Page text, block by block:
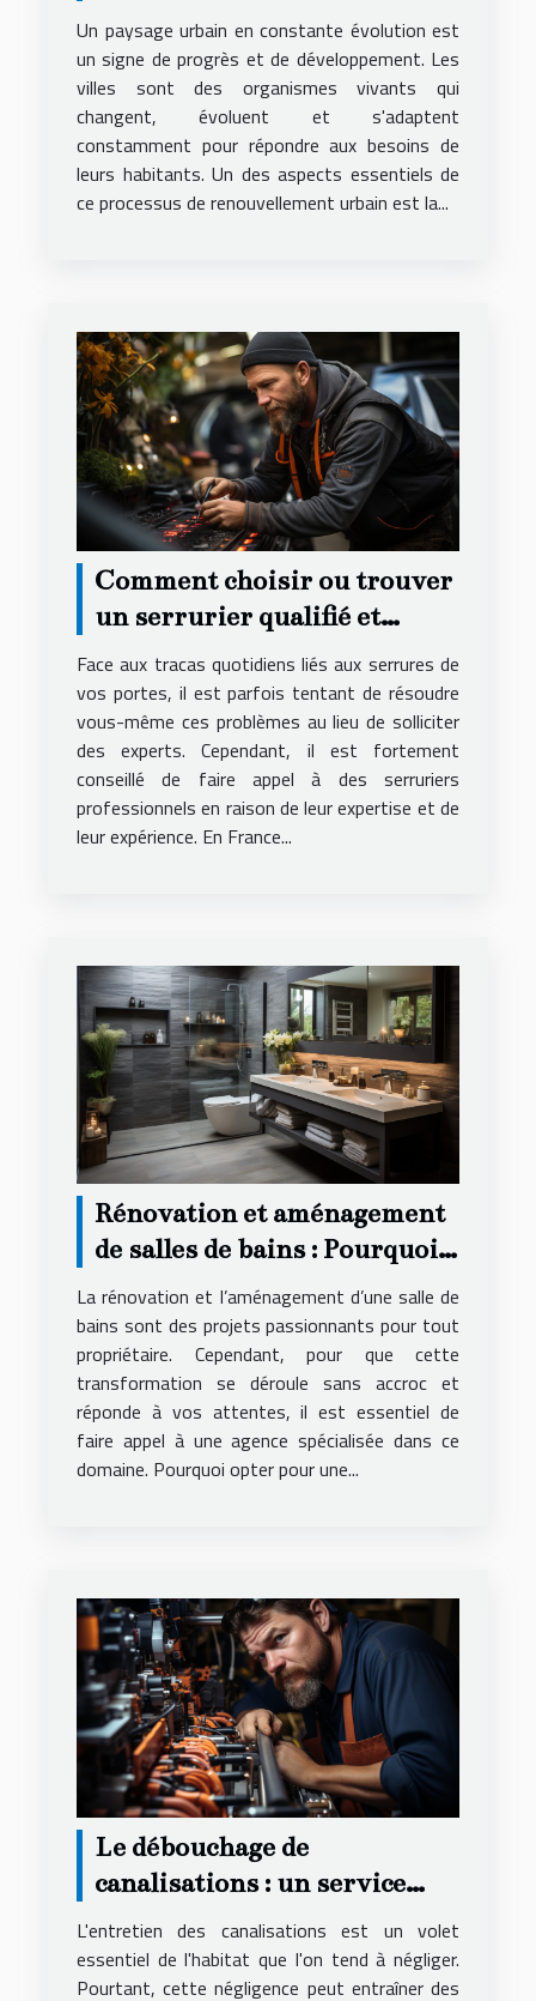
renouvellement urbain
Un paysage urbain en constante évolution est
un signe de progrès et de développement. Les
villes sont des organismes vivants qui
changent, évoluent et s'adaptent
constamment pour répondre aux besoins de
leurs habitants. Un des aspects essentiels de
ce processus de renouvellement urbain est la...
Comment choisir ou trouver
un serrurier qualifié et
compétent ?
Face aux tracas quotidiens liés aux serrures de
vos portes, il est parfois tentant de résoudre
vous-même ces problèmes au lieu de solliciter
des experts. Cependant, il est fortement
conseillé de faire appel à des serruriers
professionnels en raison de leur expertise et de
leur expérience. En France...
Rénovation et aménagement
de salles de bains : Pourquoi
faire appel à une agence
spécialisée ?
La rénovation et l’aménagement d’une salle de
bains sont des projets passionnants pour tout
propriétaire. Cependant, pour que cette
transformation se déroule sans accroc et
réponde à vos attentes, il est essentiel de
faire appel à une agence spécialisée dans ce
domaine. Pourquoi opter pour une...
Le débouchage de
canalisations : un service
essentiel
L'entretien des canalisations est un volet
essentiel de l'habitat que l'on tend à négliger.
Pourtant, cette négligence peut entraîner des